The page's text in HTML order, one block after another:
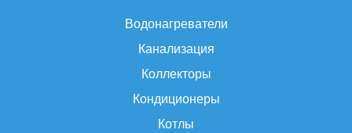
Водонагреватели
Канализация
Коллекторы
Кондиционеры
Котлы